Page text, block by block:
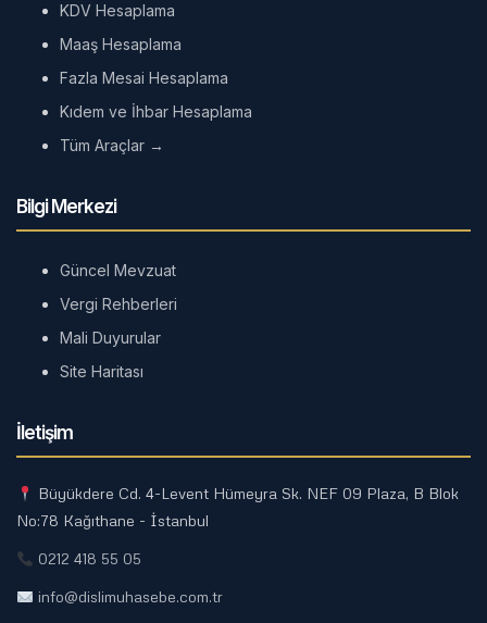
KDV Hesaplama
Maaş Hesaplama
Fazla Mesai Hesaplama
Kıdem ve İhbar Hesaplama
Tüm Araçlar →
Bilgi Merkezi
Güncel Mevzuat
Vergi Rehberleri
Mali Duyurular
Site Haritası
İletişim
Büyükdere Cd. 4-Levent Hümeyra Sk. NEF 09 Plaza, B Blok
No:78 Kağıthane - İstanbul
0212 418 55 05
info@dislimuhasebe.com.tr